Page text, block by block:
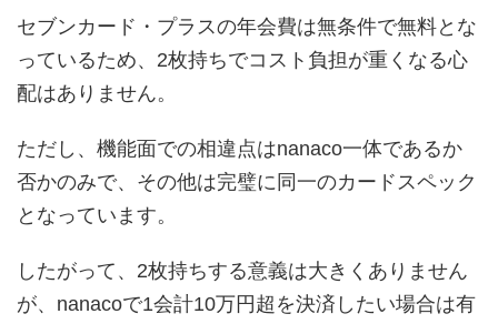
セブンカード・プラスの年会費は無条件で無料とな
っているため、2枚持ちでコスト負担が重くなる心
配はありません。
ただし、機能面での相違点はnanaco一体であるか
否かのみで、その他は完璧に同一のカードスペック
となっています。
したがって、2枚持ちする意義は大きくありません
が、nanacoで1会計10万円超を決済したい場合は有